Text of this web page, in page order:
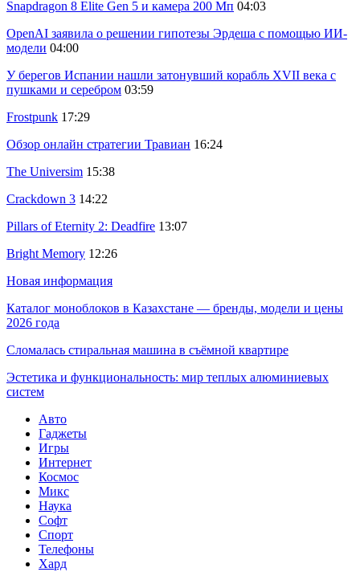
Snapdragon 8 Elite Gen 5 и камера 200 Мп 04:03
OpenAI заявила о решении гипотезы Эрдеша с помощью ИИ-
модели 04:00
У берегов Испании нашли затонувший корабль XVII века с
пушками и серебром 03:59
Frostpunk 17:29
Обзор онлайн стратегии Травиан 16:24
The Universim 15:38
Crackdown 3 14:22
Pillars of Eternity 2: Deadfire 13:07
Bright Memory 12:26
Новая информация
Каталог моноблоков в Казахстане — бренды, модели и цены
2026 года
Сломалась стиральная машина в съёмной квартире
Эстетика и функциональность: мир теплых алюминиевых
систем
Авто
Гаджеты
Игры
Интернет
Космос
Микс
Наука
Софт
Спорт
Телефоны
Хард